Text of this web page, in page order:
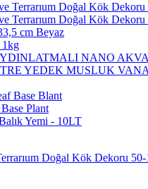
Terrarıum Doğal Kök Dekoru
Terrarıum Doğal Kök Dekoru
cm Beyaz
1kg
NANO
YEDEK MUSLUK
Base Blant
Plant
Yemi - 10LT